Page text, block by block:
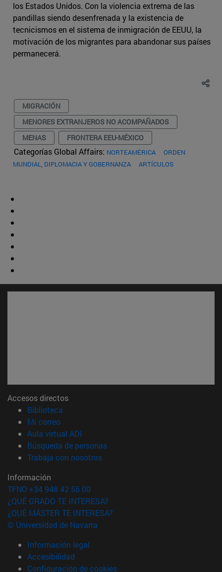
los Estados Unidos. Con la violencia extrema de las
pandillas siendo desenfrenada y la existencia de
tecnicismos en el sistema de inmigración de EEUU, la
motivación de los migrantes para abandonar sus países
permanecerá.
MIGRACIÓN
MENORES EXTRANJEROS NO ACOMPAÑADOS
MENAS
FRONTERA EEU-MÉXICO
Categorías Global Affairs: NORTEAMÉRICA
ORDEN
MUNDIAL, DIPLOMACIA Y GOBERNANZA
ARTÍCULOS
Accesos directos
Biblioteca
Mi correo(abre en nueva ventana)
Aula virtual ADI
Búsqueda de personas(abre en nueva ventana)
Trabaja con nosotros(abre en nueva ventana)
Información
TFNO +34 948 42 56 00
¿QUÉ GRADO TE INTERESA?
¿QUÉ MÁSTER TE INTERESA?
© Universidad de Navarra
Información legal
Accesibilidad
Configuración de cookies